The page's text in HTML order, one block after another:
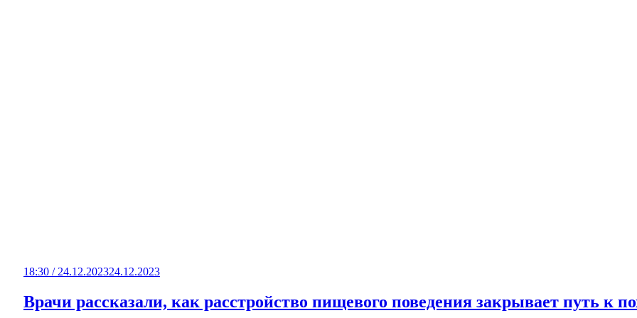
18:30 / 24.12.202324.12.2023
Врачи рассказали, как расстройство пищевого поведения закрывает путь к